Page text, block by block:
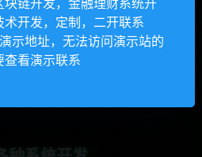
值联系Telegram客服
块链开发，金融理财系统开
开发，定制，二开联系
示地址，无法访问演示站的
查看演示联系